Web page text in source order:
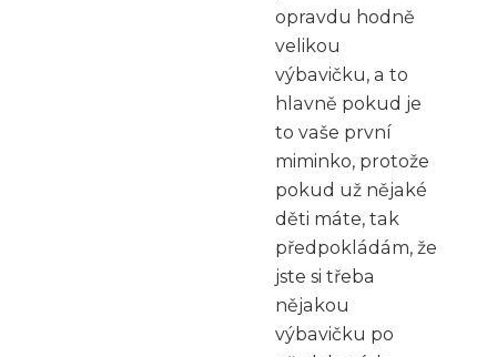
opravdu hodně
velikou
výbavičku, a to
hlavně pokud je
to vaše první
miminko, protože
pokud už nějaké
děti máte, tak
předpokládám, že
jste si třeba
nějakou
výbavičku po